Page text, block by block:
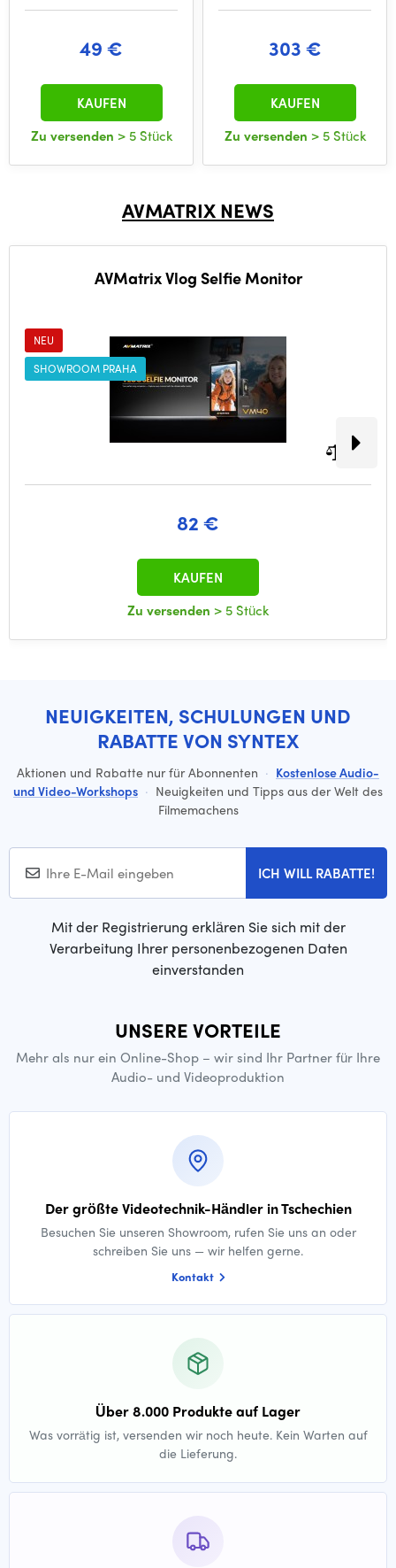
49 €
Zu versenden > 5 Stück
KAUFEN
303 €
Zu versenden > 5 Stück
KAUFEN
AVMATRIX NEWS
AVMatrix Vlog Selfie Monitor
NEU
SHOWROOM PRAHA
82 €
Zu versenden > 5 Stück
KAUFEN
NEUIGKEITEN, SCHULUNGEN UND
RABATTE VON SYNTEX
Aktionen und Rabatte nur für Abonnenten · Kostenlose Audio-
und Video-Workshops · Neuigkeiten und Tipps aus der Welt des
Filmemachens
ICH WILL RABATTE!
Mit der Registrierung erklären Sie sich mit der
Verarbeitung Ihrer personenbezogenen Daten
einverstanden
UNSERE VORTEILE
Mehr als nur ein Online-Shop – wir sind Ihr Partner für Ihre
Audio- und Videoproduktion
Der größte Videotechnik-Händler in Tschechien
Besuchen Sie unseren Showroom, rufen Sie uns an oder
schreiben Sie uns — wir helfen gerne.
Kontakt
Über 8.000 Produkte auf Lager
Was vorrätig ist, versenden wir noch heute. Kein Warten auf
die Lieferung.